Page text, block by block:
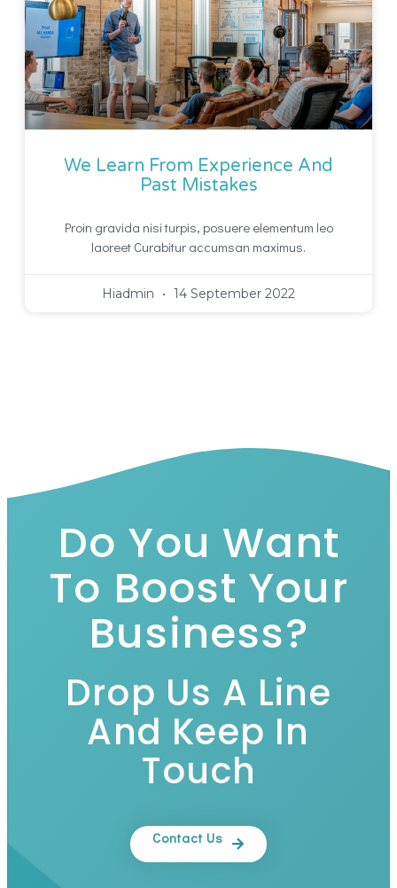
We Learn From Experience And
Past Mistakes
Proin gravida nisi turpis, posuere elementum leo
laoreet Curabitur accumsan maximus.
Hiadmin 14 September 2022
Do You Want
To Boost Your
Business?
Drop Us A Line
And Keep In
Touch
Contact Us